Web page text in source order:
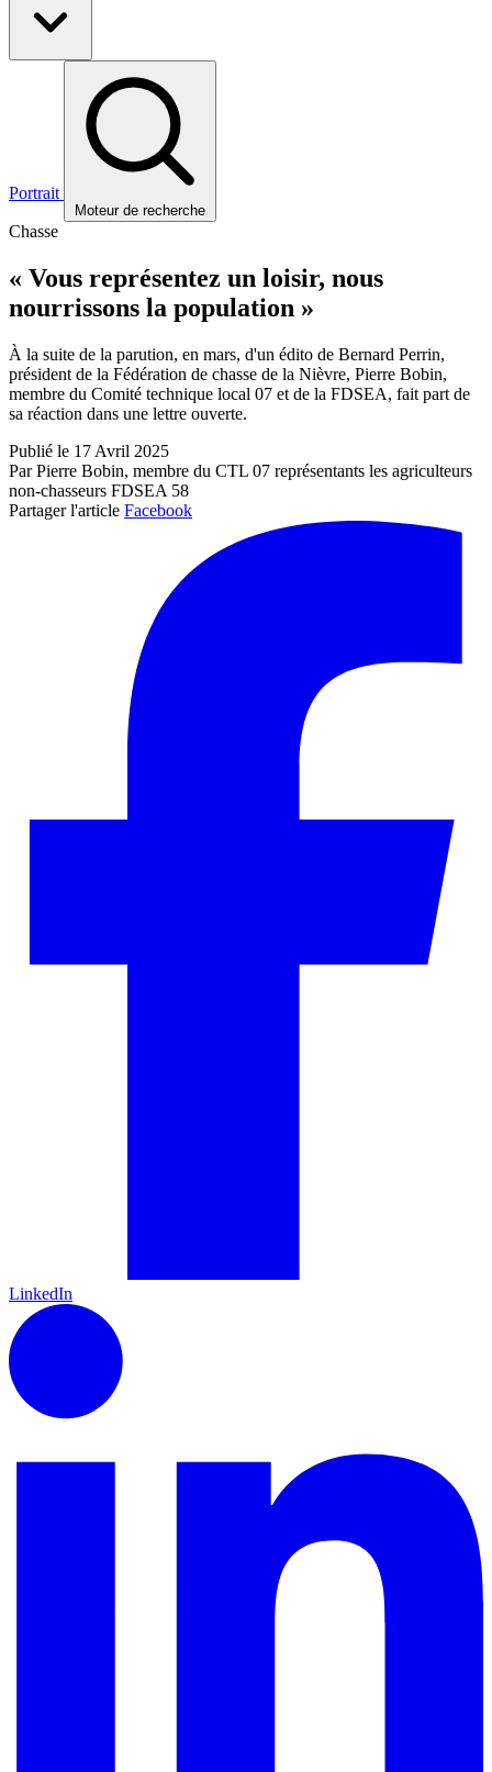
Portrait
Moteur de recherche
Chasse
« Vous représentez un loisir, nous
nourrissons la population »
À la suite de la parution, en mars, d'un édito de Bernard Perrin,
président de la Fédération de chasse de la Nièvre, Pierre Bobin,
membre du Comité technique local 07 et de la FDSEA, fait part de
sa réaction dans une lettre ouverte.
Publié le 17 Avril 2025
Par Pierre Bobin, membre du CTL 07 représentants les agriculteurs
non-chasseurs FDSEA 58
Partager l'article Facebook
LinkedIn